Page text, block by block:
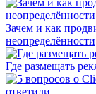
Зачем и как
неопределённости
Где размещать